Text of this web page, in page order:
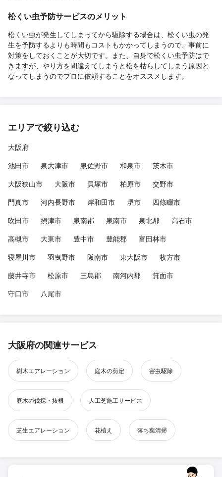
松くい虫予防サービスのメリット
松くい虫が発生してしまってから駆除する場合は、松くい虫の発
生を予防するよりも時間もコストもかかってしまうので、事前に
対策をしておくことが大切です。また、自身で松くい虫予防はで
きますが、やり方を間違えてしまうと松を枯らしてしまう原因と
なってしまうのでプロに依頼することをオススメします。
エリアで絞り込む
大阪府
池田市
泉大津市 泉佐野市 和泉市
茨木市
大阪狭山市
大阪市 貝塚市 柏原市
交野市
門真市
河内長野市 岸和田市 堺市
四條畷市
吹田市
摂津市 泉南郡 泉南市 泉北郡
高石市
高槻市
大東市 豊中市 豊能郡
富田林市
寝屋川市
羽曳野市 阪南市 東大阪市
枚方市
藤井寺市
松原市 三島郡 南河内郡
箕面市
守口市
八尾市
大阪府の関連サービス
樹木エアレーション 庭木の剪定 害虫駆除
庭木の伐採・抜根 人工芝施工サービス
芝生エアレーション 花植え 落ち葉清掃